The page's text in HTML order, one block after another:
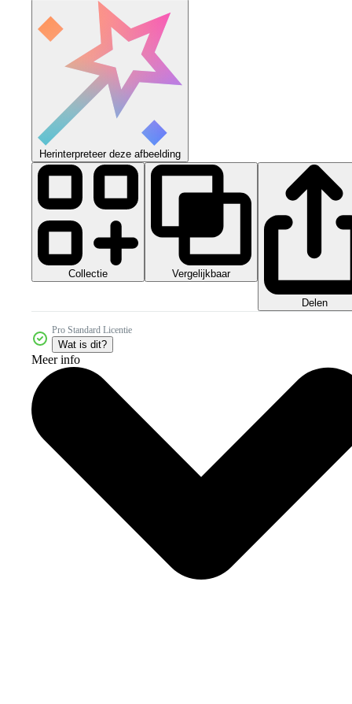
Herinterpreteer deze afbeelding
Collectie Vergelijkbaar
Delen
Pro Standard Licentie
Wat is dit?
Meer info